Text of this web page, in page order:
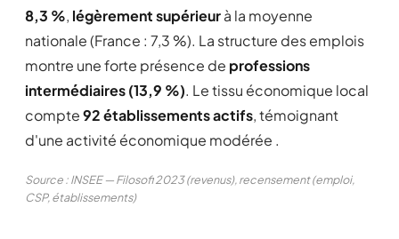
8,3 %, légèrement supérieurà la moyenne
nationale (France : 7,3 %). La structure des emplois
montre une forte présence de professions
intermédiaires (13,9 %). Le tissu économique local
compte92 établissements actifs, témoignant
d'une activité économique modérée .
Source : INSEE — Filosofi 2023 (revenus), recensement (emploi,
CSP, établissements)